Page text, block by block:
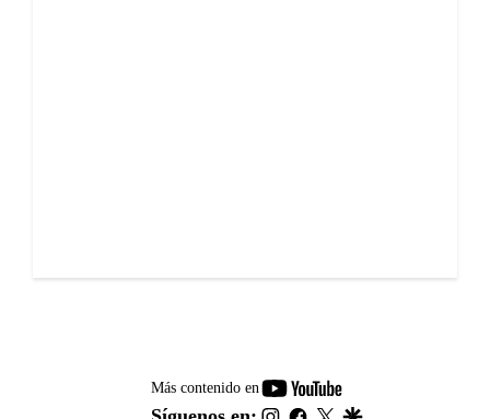
Más contenido en
youtube-
footer
instagram
facebook
twitter